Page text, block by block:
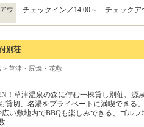
ウ
チェックイン／14:00～ チェックア
別荘
> 草津・尻焼・花敷
！草津温泉の森に佇む一棟貸し別荘、源
貸切、名湯をプライベートに満喫できる
広い敷地内でBBQも楽しみできる、ゴルフ